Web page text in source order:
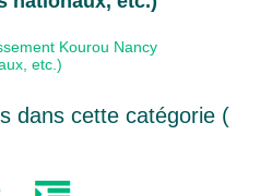
Kourou Nancy
etc.)
dans cette catégorie (